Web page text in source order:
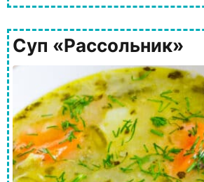
Суп «Рассольник»